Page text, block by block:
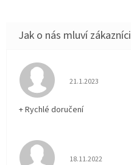
Hodnocení
21.1.2023
+ Rychlé doručení
Hodnocení
18.11.2022